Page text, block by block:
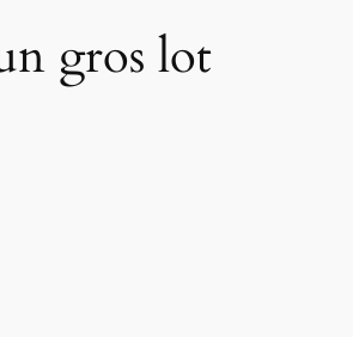
gros lot